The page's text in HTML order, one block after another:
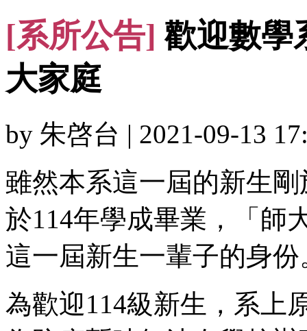
[系所公告]歡迎數學
大家庭
by 朱啓台 | 2021-09-13
雖然本系這一屆的新生
於114年學成畢業，「師
這一屆新生一輩子的身份
為歡迎114級新生，系上